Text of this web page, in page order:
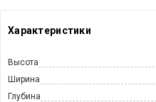
Характеристики
Высота
Ширина
Глубина